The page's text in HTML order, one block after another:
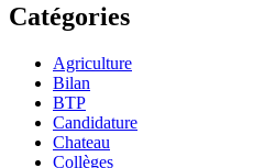
Catégories
Agriculture
Bilan
BTP
Candidature
Chateau
Collèges